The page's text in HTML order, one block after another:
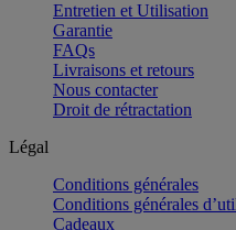
Entretien et Utilisation
Garantie
FAQs
Livraisons et retours
Nous contacter
Droit de rétractation
Légal
Conditions générales
Conditions générales
Cadeaux